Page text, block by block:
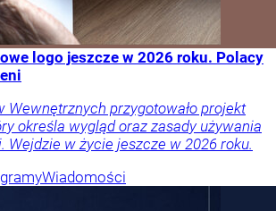
logo jeszcze w 2026 roku. Polacy
Wewnętrznych przygotowało projekt
określa wygląd oraz zasady używania
Wejdzie w życie jeszcze w 2026 roku.
Wiadomości